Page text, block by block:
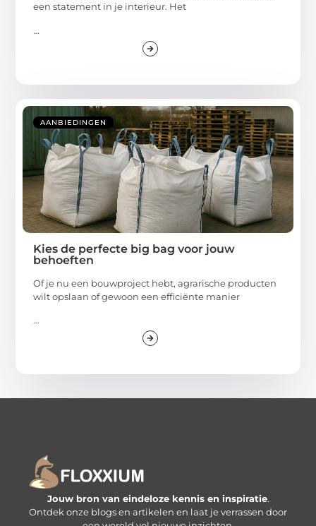
een statement in je interieur. Het
...
AANBIEDINGEN
Kies de perfecte big bag voor jouw
behoeften
Of je nu een bouwproject hebt, agrarische producten
wilt opslaan of gewoon een efficiënte manier
...
Jouw bron van eindeloze kennis en inspiratie.
Ontdek onze blogs en artikelen en laat je verrassen door